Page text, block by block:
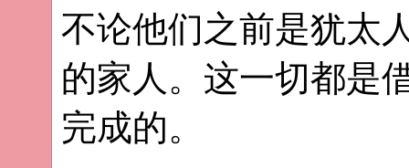
不论他们之前是犹太
的家人。这一切都是
完成的。